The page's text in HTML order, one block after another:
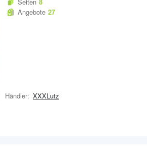
Angebote 27
Händler: XXXLutz